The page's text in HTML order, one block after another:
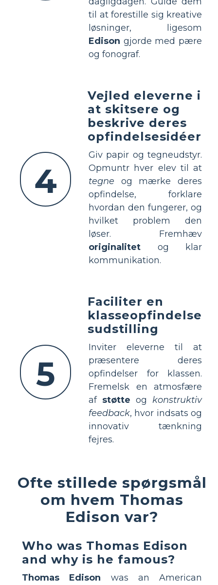
til at forestille sig kreative
løsninger, ligesom
Edison gjorde med pære
og fonograf.
4
Vejled eleverne i
at skitsere og
beskrive deres
opfindelsesidéer
Giv papir og tegneudstyr.
Opmuntr hver elev til at
tegne og mærke deres
opfindelse, forklare
hvordan den fungerer, og
hvilket problem den
løser. Fremhæv
originalitet og klar
kommunikation.
5
Faciliter en
klasseopfindelse
sudstilling
Inviter eleverne til at
præsentere deres
opfindelser for klassen.
Fremelsk en atmosfære
af støtte og konstruktiv
feedback, hvor indsats og
innovativ tænkning
fejres.
Ofte stillede spørgsmål
om hvem Thomas
Edison var?
Who was Thomas Edison
and why is he famous?
Thomas Edison was an American